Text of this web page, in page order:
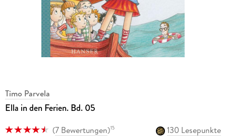
Timo Parvela
Ella in den Ferien. Bd. 05
(7 Bewertungen)15
130 Lesepunkte